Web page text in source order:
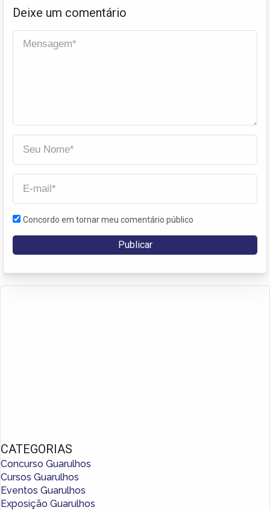
Deixe um comentário
Concordo em tornar meu comentário público
CATEGORIAS
Concurso Guarulhos
Cursos Guarulhos
Eventos Guarulhos
Exposição Guarulhos